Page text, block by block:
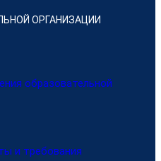
ОРГАНИЗАЦИИ
образовательной
и требования